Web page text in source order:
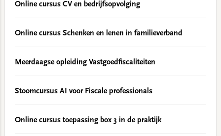
Online cursus CV en bedrijfsopvolging
Online cursus Schenken en lenen in familieverband
Meerdaagse opleiding Vastgoedfiscaliteiten
Stoomcursus AI voor Fiscale professionals
Online cursus toepassing box 3 in de praktijk